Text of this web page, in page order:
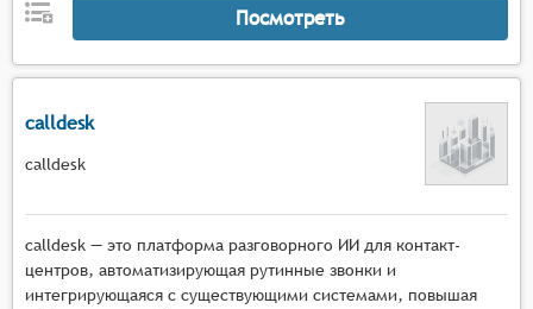
Посмотреть
calldesk
calldesk
calldesk — это платформа разговорного ИИ для контакт-
центров, автоматизирующая рутинные звонки и
интегрирующаяся с существующими системами, повышая